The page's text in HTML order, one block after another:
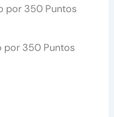
por 350 Puntos
por 350 Puntos